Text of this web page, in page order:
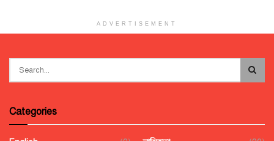
ADVERTISEMENT
Categories